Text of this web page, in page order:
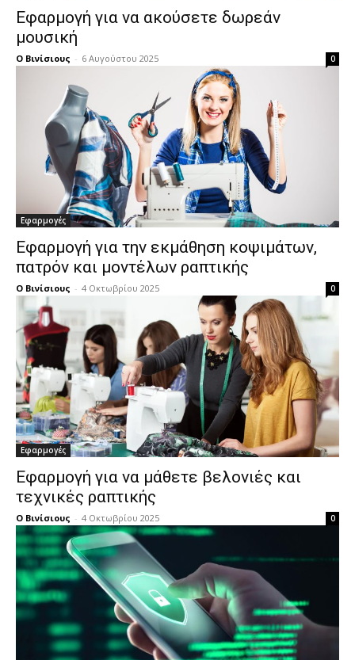
Εφαρμογή για να ακούσετε δωρεάν
μουσική
Ο Βινίσιους - 6 Αυγούστου 2025 0
Εφαρμογές
Εφαρμογή για την εκμάθηση κοψιμάτων,
πατρόν και μοντέλων ραπτικής
Ο Βινίσιους - 4 Οκτωβρίου 2025 0
Εφαρμογές
Εφαρμογή για να μάθετε βελονιές και
τεχνικές ραπτικής
Ο Βινίσιους - 4 Οκτωβρίου 2025 0